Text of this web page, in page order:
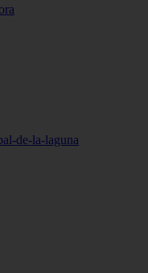
de-la-laguna